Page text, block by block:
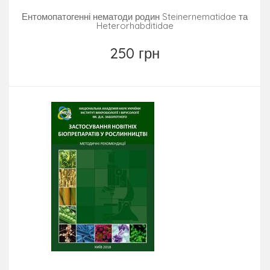
Ентомопатогенні нематоди родин Steinernematidae та
Heterorhabditidae
250 грн